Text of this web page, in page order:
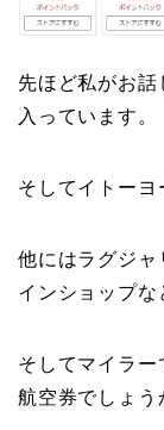
先ほど私がお
入っています。
そしてイトーヨ
他にはラグジ
インショップな
そしてマイラ
航空券でしょう